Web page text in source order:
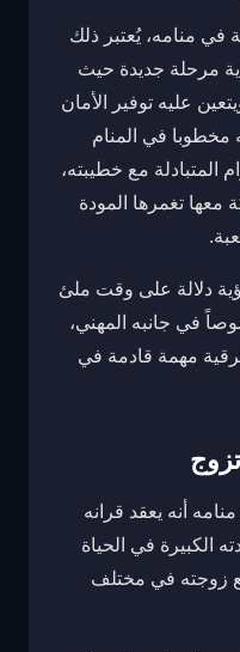
في منامه، يُعتبر ذلك
مرحلة جديدة حيث
عليه توفير الأمان
مخطوبا في المنام
مع خطيبته،
معها تغمرها المودة
دلالة على وقت ملئ
في جانبه المهني،
مهمة قادمة في
أنه يعقد قرانه
الكبيرة في الحياة
مع زوجته في مختلف